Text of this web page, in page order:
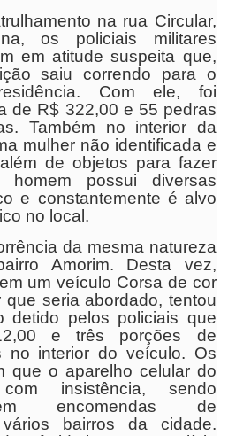
na rua Circular,
os policiais militares
em atitude suspeita que,
saiu correndo para o
Com ele, foi
de R$ 322,00 e 55 pedras
Também no interior da
mulher não identificada e
de objetos para fazer
possui diversas
e constantemente é alvo
no local.
da mesma natureza
Amorim. Desta vez,
um veículo Corsa de cor
que seria abordado, tentou
detido pelos policiais que
e três porções de
no interior do veículo. Os
que o aparelho celular do
insistência, sendo
encomendas de
bairros da cidade.